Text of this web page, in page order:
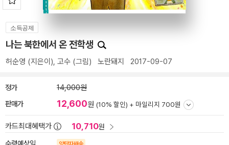
소득공제
나는 북한에서 온 전학생
허순영 (지은이), 고수 (그림) 노란돼지 2017-09-07
정가 14,000원
판매가 12,600원 (10% 할인) + 마일리지 700원
카드최대혜택가 10,710원
수령예상일